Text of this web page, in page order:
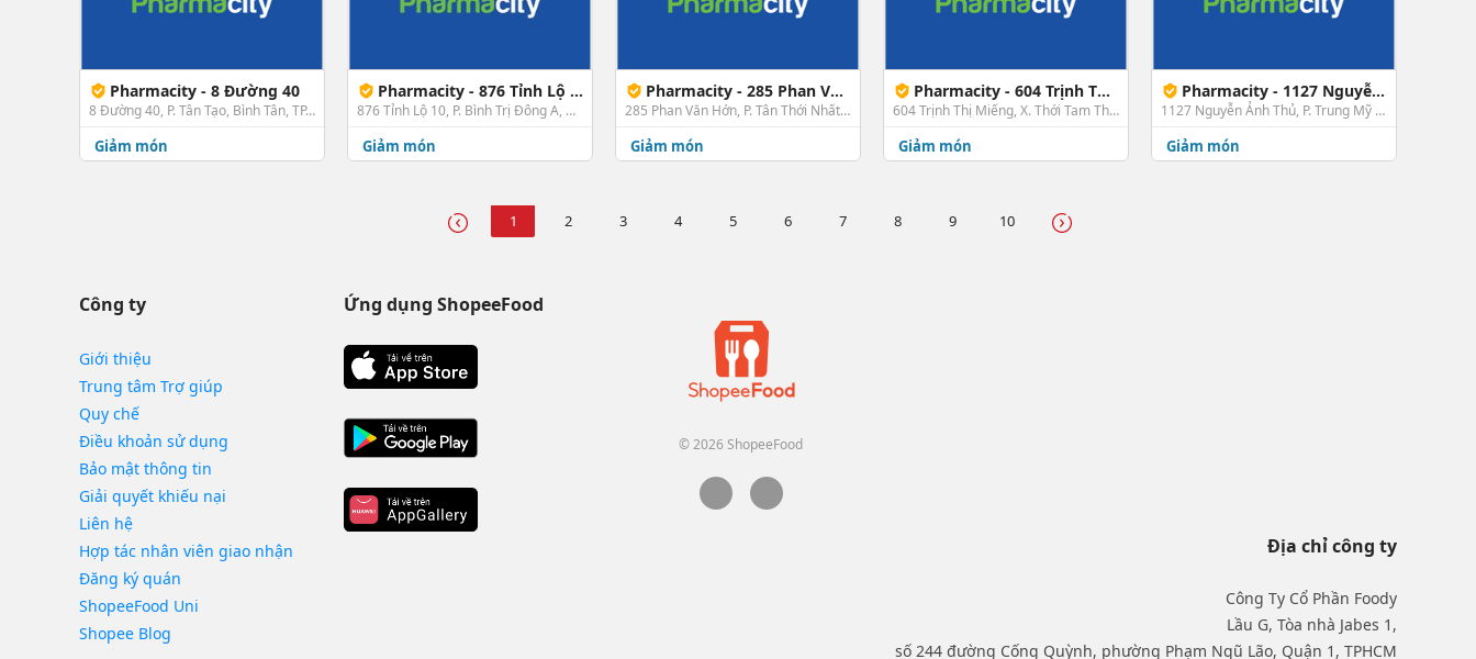
Pharmacity - 8 Đường 40
8 Đường 40, P. Tân Tạo, Bình Tân, TP. HCM
Giảm món
Pharmacity - 876 Tỉnh Lộ 10, HCM
876 Tỉnh Lộ 10, P. Bình Trị Đông A, Bình Tân, TP. HCM
Giảm món
Pharmacity - 285 Phan Văn Hớn, Quận 12
285 Phan Văn Hớn, P. Tân Thới Nhất, Quận 12, TP. HCM
Giảm món
Pharmacity - 604 Trịnh Thị Miếng, Hóc Môn
604 Trịnh Thị Miếng, X. Thới Tam Thôn, Hóc Môn, TP. HCM
Giảm món
Pharmacity - 1127 Nguyễn Ảnh Thủ
1127 Nguyễn Ảnh Thủ, P. Trung Mỹ Tây, Quận 12, TP. HCM
Giảm món
1 2 3 4 5 6 7 8 9 10
Công ty
Giới thiệu
Trung tâm Trợ giúp
Quy chế
Điều khoản sử dụng
Bảo mật thông tin
Giải quyết khiếu nại
Liên hệ
Hợp tác nhân viên giao nhận
Đăng ký quán
ShopeeFood Uni
Shopee Blog
Ứng dụng ShopeeFood
© 2026 ShopeeFood
Địa chỉ công ty
Công Ty Cổ Phần Foody
Lầu G, Tòa nhà Jabes 1,
số 244 đường Cống Quỳnh, phường Phạm Ngũ Lão, Quận 1, TPHCM